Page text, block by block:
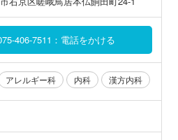
406-7511：電話をかける
アレルギー科 内科 漢方内科